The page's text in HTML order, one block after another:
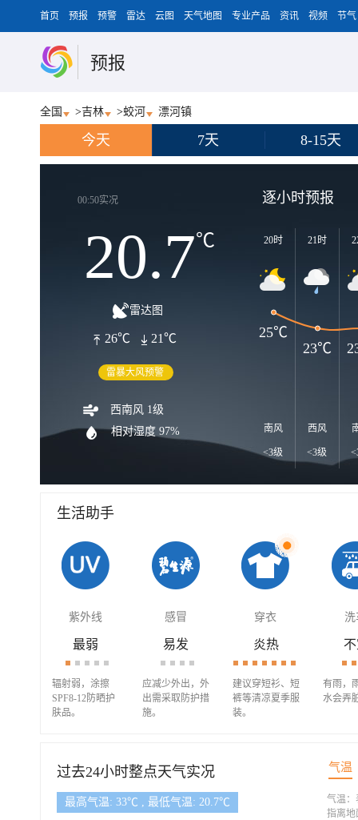
首页 预报 预警 雷达 云图 天气地图 专业产品 资讯 视频 节气
预报
全国 >吉林 >蛟河 漂河镇
今天 7天 8-15天
00:50实况
20.7℃
雷达图
26℃ 21℃
雷暴大风预警
西南风 1级
相对湿度 97%
逐小时预报
20时
南风
<3级
21时
西风
<3级
25℃
23℃
生活助手
紫外线 感冒 穿衣 洗
最弱
辐射弱，涂擦
SPF8-12防晒护
肤品。
易发
应减少外出，外
出需采取防护措
施。
炎热
建议穿短衫、短
裤等清凉夏季服
装。
有雨，
水会弄
过去24小时整点天气实况 气温
最高气温: 33℃ , 最低气温: 20.7℃
气温：
指离地